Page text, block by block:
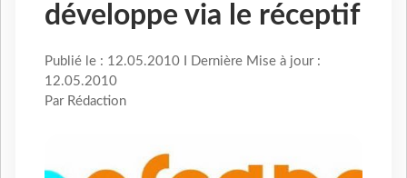
développe via le réceptif
Publié le : 12.05.2010 I Dernière Mise à jour :
12.05.2010
Par Rédaction